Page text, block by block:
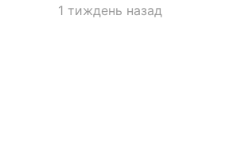
1 тиждень назад